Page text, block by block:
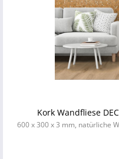
Kork Wandfliese
600 x 300 x 3 mm, natürliche